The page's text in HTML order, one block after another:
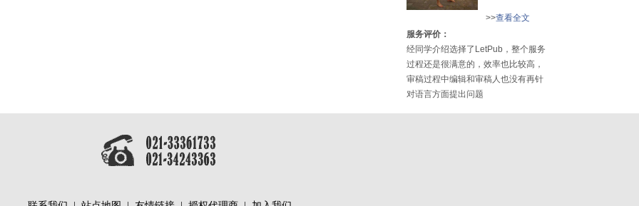
>>查看全文
服务评价：
经同学介绍选择了LetPub，整个服务
过程还是很满意的，效率也比较高，
审稿过程中编辑和审稿人也没有再针
对语言方面提出问题